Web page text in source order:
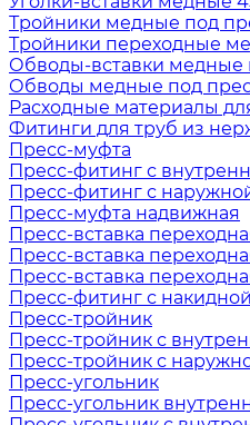
Тройники медные под
Тройники переходные
Обводы-вставки медные
Обводы медные под
Расходные материалы
Фитинги для труб из
Пресс-муфта
Пресс-фитинг с
Пресс-фитинг с
Пресс-муфта надвижная
Пресс-вставка
Пресс-вставка
Пресс-вставка
Пресс-фитинг с
Пресс-тройник
Пресс-тройник с
Пресс-тройник с
Пресс-угольник
Пресс-угольник